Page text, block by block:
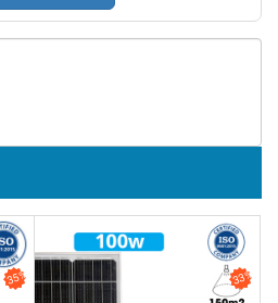
DỊCH VỤ TIN DÙNG LẦN VII - 2020
35% 33%